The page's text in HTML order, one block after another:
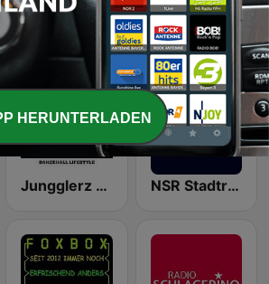
KTL Oldieradio
Jungglerz Radioshow NSR Stadtradio
HERUNTERLADEN